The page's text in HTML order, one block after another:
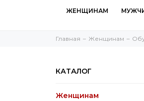
ЖЕНЩИНАМ
Главная Женщинам
КАТАЛОГ
Женщинам